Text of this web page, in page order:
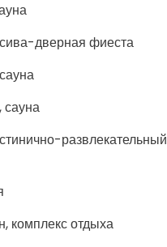
дверная фиеста
развлекательный
комплекс отдыха